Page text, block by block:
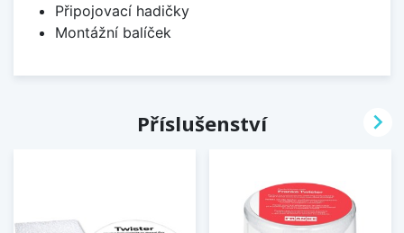
Připojovací hadičky
Montážní balíček
Příslušenství 